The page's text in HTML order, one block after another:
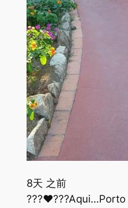
8天 之前
???❤???Aqui…Porto